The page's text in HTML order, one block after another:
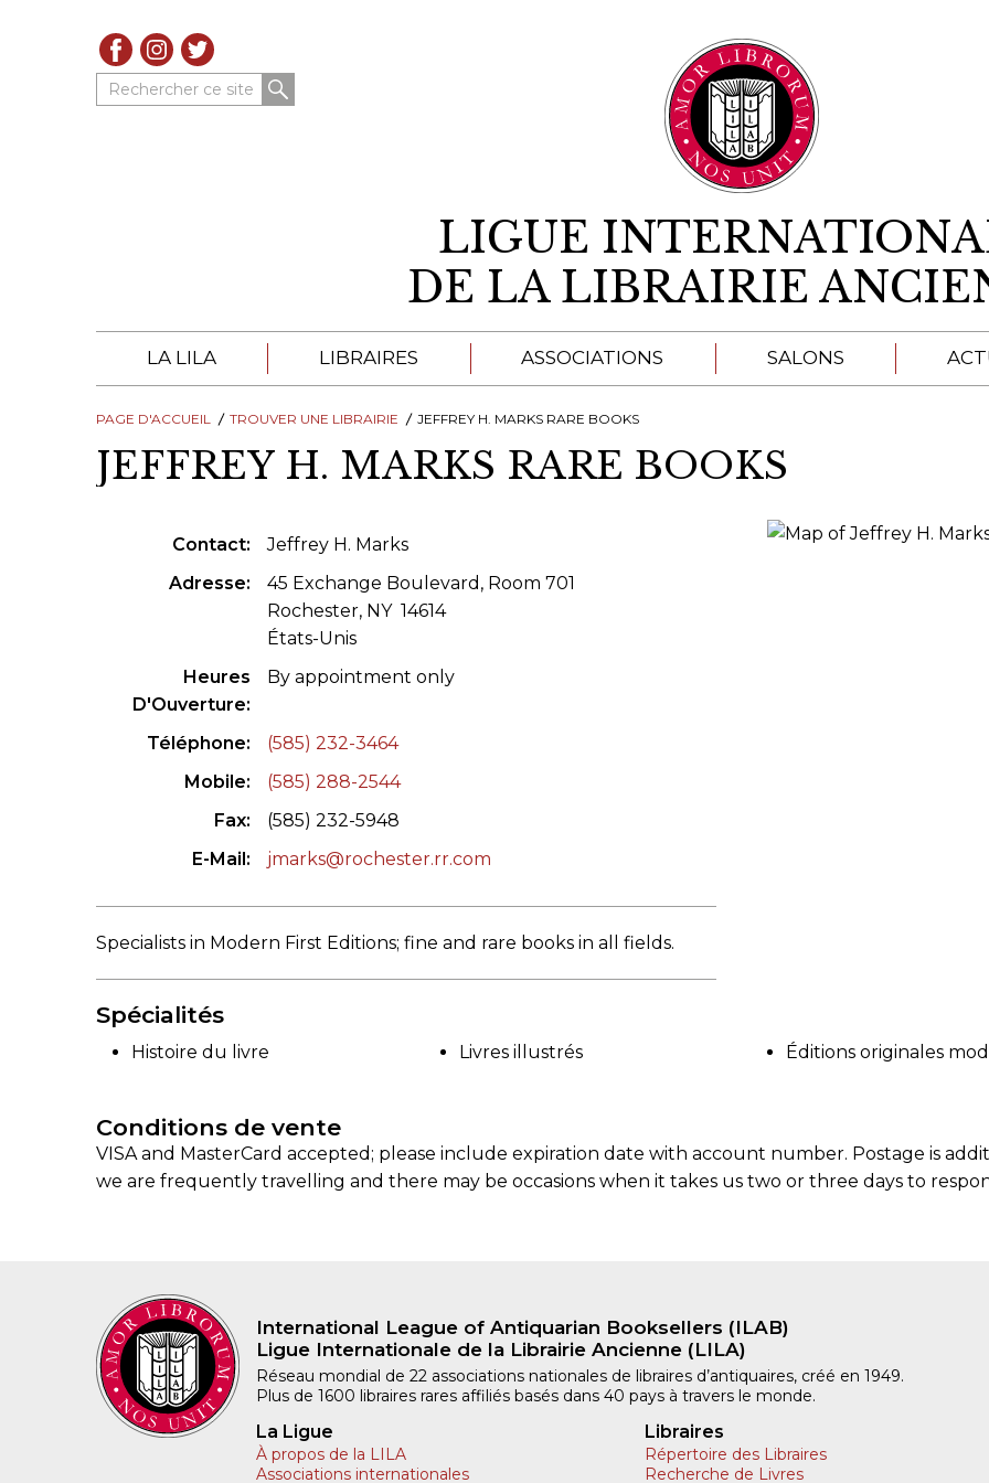
Rechercher ce site
LIGUE
DE LA LIBRAIRIE
LA LILA
À PROPOS DE LA LILA
TROUVER UNE LIBRAIRIE
SALONS INTERNATIONAUX DE LA LILA
CODE ES US ET COUTUMES DE LA LILA
L'HISTOIRE DE LA LILA
ÉDUCATION & MENTORAT
VIDEOS AND RESSOURCES
COMITÉ DE LA LILA
LIBRAIRES
LIBRAIRES DE LA LILA
CATALOGUES
RÉPERTOIRE DES LIBRAIRIES
ASSOCIATIONS SALONS
PAGE D'ACCUEIL TROUVER UNE LIBRAIRIE JEFFREY H. MARKS RARE BOOKS
JEFFREY H. MARKS RARE BOOKS
Contact
Jeffrey H. Marks
Adresse
45 Exchange Boulevard, Room 701
Rochester, NY 14614
États-Unis
Heures
D'Ouverture
By appointment only
Téléphone
(585) 232-3464
Mobile
(585) 288-2544
Fax
(585) 232-5948
E-Mail
jmarks@rochester.rr.com
Specialists in Modern First Editions; fine and rare books in all fields.
Spécialités
Histoire du livre Livres illustrés Éditions originales
Conditions de vente
VISA and MasterCard accepted; please include expiration date with account number. Postage is
we are frequently travelling and there may be occasions when it takes us two or three days to
International League of Antiquarian Booksellers (ILAB)
Ligue Internationale de la Librairie Ancienne (LILA)
Réseau mondial de 22 associations nationales de libraires d’antiquaires, créé en 1949.
Plus de 1600 libraires rares affiliés basés dans 40 pays à travers le monde.
La Ligue
À propos de la LILA
Associations internationales
Libraires
Répertoire des Libraires
Recherche de Livres